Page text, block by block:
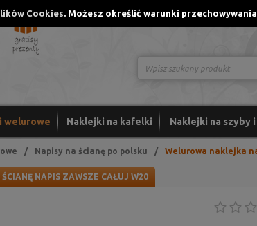
Cookies. Możesz określić warunki Logowanie
welurowe Naklejki na kafelki Naklejki na szyby
/ Napisy na ścianę po polsku / Welurowa naklejka
NAPIS ZAWSZE CAŁUJ W20